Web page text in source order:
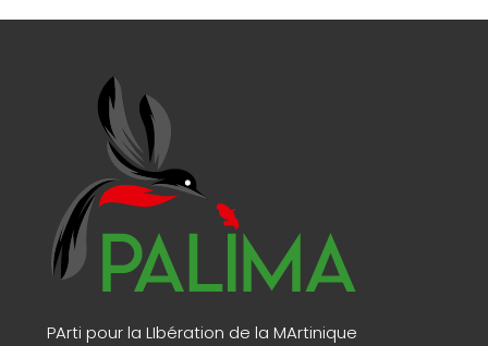
PArti pour la LIbération de la MArtinique